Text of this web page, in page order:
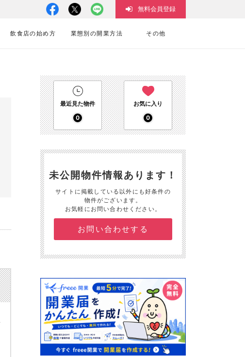
飲食店の始め方 業態別の開業方法 その他
無料会員登録
最近見た物件
0
お気に入り
0
未公開物件情報あります！
サイトに掲載している以外にも好条件の
物件がございます。
お気軽にお問い合わせください。
お問い合わせする